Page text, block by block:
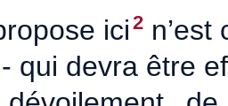
ici 2n’est
qui devra être